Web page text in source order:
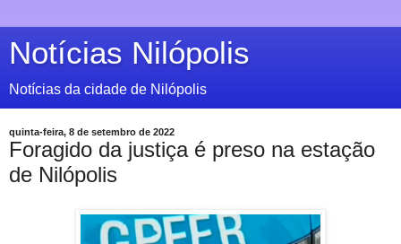
Notícias Nilópolis
Notícias da cidade de Nilópolis
quinta-feira, 8 de setembro de 2022
Foragido da justiça é preso na estação
de Nilópolis